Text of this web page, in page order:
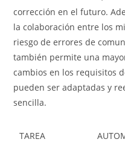
corrección en el futuro.
la colaboración entre los
riesgo de errores de
también permite una
cambios en los requisitos
pueden ser adaptadas y
sencilla.
TAREA